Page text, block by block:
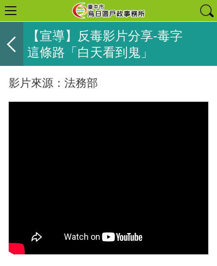
【宣導】反毒影片分享-毒字
這條路「白天看到鬼」
影片來源：法務部